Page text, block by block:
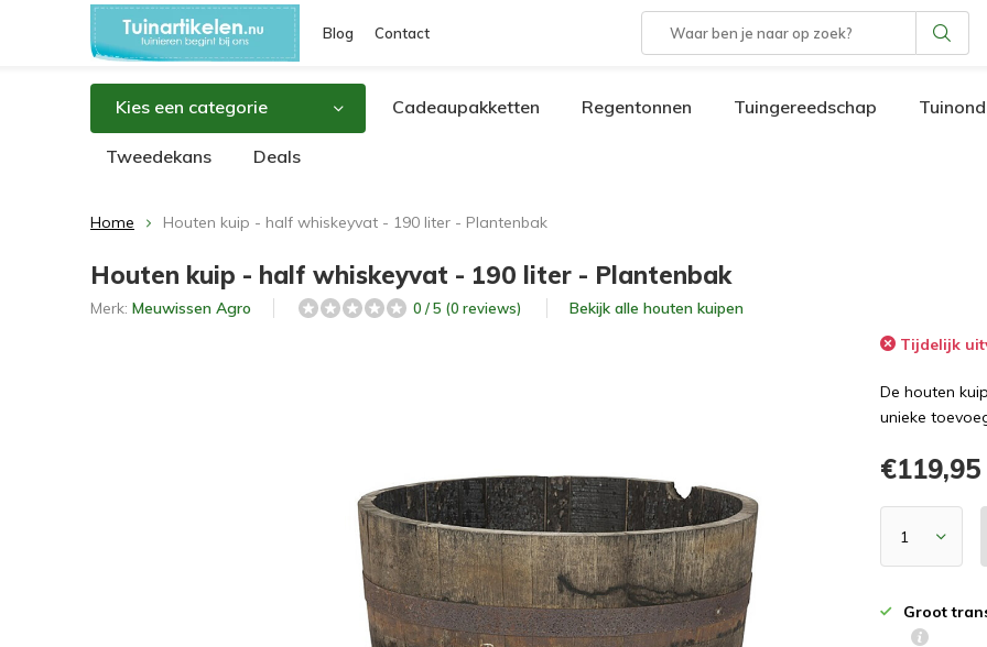
Blog Contact
Kies een categorie Cadeaupakketten Regentonnen Tuingereedschap
Tweedekans Deals
Home Houten kuip - half whiskeyvat - 190 liter - Plantenbak
Houten kuip - half whiskeyvat - 190 liter - Plantenbak
Merk: Meuwissen Agro 0 / 5 (0 reviews) Bekijk alle houten kuipen
Tijdelijk
De houten
unieke
€119,95
Groot